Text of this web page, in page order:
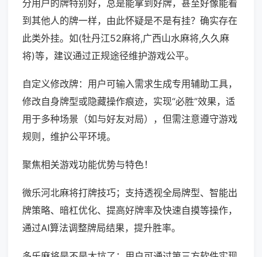
分用户的牌特别好，总是能拿到好牌，甚至好像能看
到其他人的牌一样，由此怀疑是不是有挂？确实存在
此类外挂。如(牡丹江52麻将,广西山水麻将,久久麻
将)等，建议通过正规途径维护游戏公平。
自定义修改牌：用户可输入需求生成专用辅助工具，
修改自身牌型或隐藏操作痕迹，实现“必胜”效果，适
用于多种场景（如与好友对局），但需注意遵守游戏
规则，维护公平环境。
聚焦相关游戏功能优势与特色！
微乐河北麻将打牌技巧；支持透视全局牌型、智能出
牌策略、暗杠优化、提高好牌率及快速自摸等操作，
通过AI算法调整牌局结果，提升胜率。